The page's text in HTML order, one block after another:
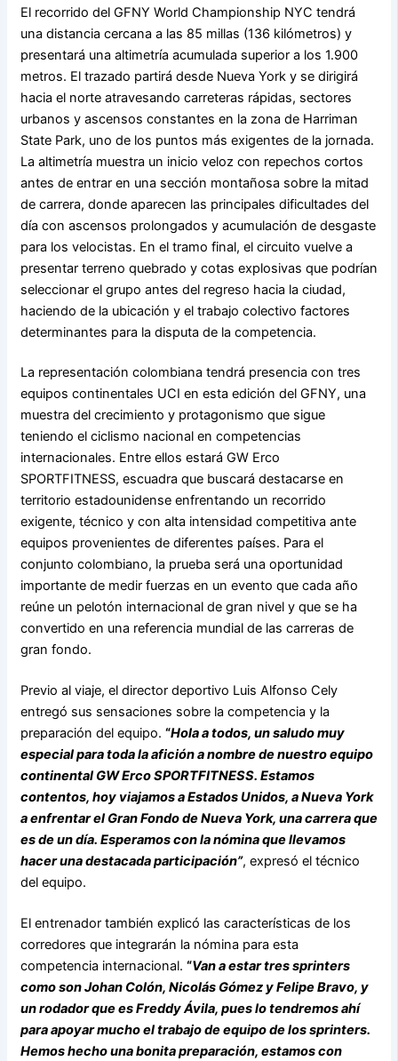
El recorrido del GFNY World Championship NYC tendrá
una distancia cercana a las 85 millas (136 kilómetros) y
presentará una altimetría acumulada superior a los 1.900
metros. El trazado partirá desde Nueva York y se dirigirá
hacia el norte atravesando carreteras rápidas, sectores
urbanos y ascensos constantes en la zona de Harriman
State Park, uno de los puntos más exigentes de la jornada.
La altimetría muestra un inicio veloz con repechos cortos
antes de entrar en una sección montañosa sobre la mitad
de carrera, donde aparecen las principales dificultades del
día con ascensos prolongados y acumulación de desgaste
para los velocistas. En el tramo final, el circuito vuelve a
presentar terreno quebrado y cotas explosivas que podrían
seleccionar el grupo antes del regreso hacia la ciudad,
haciendo de la ubicación y el trabajo colectivo factores
determinantes para la disputa de la competencia.
La representación colombiana tendrá presencia con tres
equipos continentales UCI en esta edición del GFNY, una
muestra del crecimiento y protagonismo que sigue
teniendo el ciclismo nacional en competencias
internacionales. Entre ellos estará GW Erco
SPORTFITNESS, escuadra que buscará destacarse en
territorio estadounidense enfrentando un recorrido
exigente, técnico y con alta intensidad competitiva ante
equipos provenientes de diferentes países. Para el
conjunto colombiano, la prueba será una oportunidad
importante de medir fuerzas en un evento que cada año
reúne un pelotón internacional de gran nivel y que se ha
convertido en una referencia mundial de las carreras de
gran fondo.
Previo al viaje, el director deportivo Luis Alfonso Cely
entregó sus sensaciones sobre la competencia y la
preparación del equipo. “Hola a todos, un saludo muy
especial para toda la afición a nombre de nuestro equipo
continental GW Erco SPORTFITNESS. Estamos
contentos, hoy viajamos a Estados Unidos, a Nueva York
a enfrentar el Gran Fondo de Nueva York, una carrera que
es de un día. Esperamos con la nómina que llevamos
hacer una destacada participación”, expresó el técnico
del equipo.
El entrenador también explicó las características de los
corredores que integrarán la nómina para esta
competencia internacional. “Van a estar tres sprinters
como son Johan Colón, Nicolás Gómez y Felipe Bravo, y
un rodador que es Freddy Ávila, pues lo tendremos ahí
para apoyar mucho el trabajo de equipo de los sprinters.
Hemos hecho una bonita preparación, estamos con